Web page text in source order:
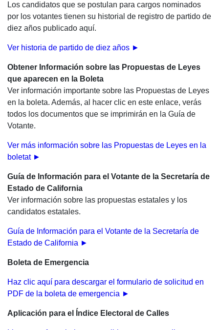
Los candidatos que se postulan para cargos nominados
por los votantes tienen su historial de registro de partido de
diez años publicado aquí.
Ver historia de partido de diez años ►
Obtener Información sobre las Propuestas de Leyes
que aparecen en la Boleta
Ver información importante sobre las Propuestas de Leyes
en la boleta. Además, al hacer clic en este enlace, verás
todos los documentos que se imprimirán en la Guía de
Votante.
Ver más información sobre las Propuestas de Leyes en la
boletat ►
Guía de Información para el Votante de la Secretaría de
Estado de California
Ver información sobre las propuestas estatales y los
candidatos estatales.
Guía de Información para el Votante de la Secretaría de
Estado de California ►
Boleta de Emergencia
Haz clic aquí para descargar el formulario de solicitud en
PDF de la boleta de emergencia ►
Aplicación para el Índice Electoral de Calles